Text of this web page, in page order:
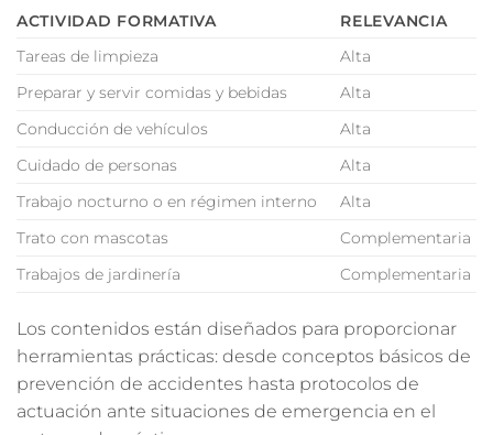
ACTIVIDAD FORMATIVA
RELEVANCIA
Tareas de limpieza
Alta
Preparar y servir comidas y bebidas
Alta
Conducción de vehículos
Alta
Cuidado de personas
Alta
Trabajo nocturno o en régimen interno
Alta
Trato con mascotas
Complementaria
Trabajos de jardinería
Complementaria
Los contenidos están diseñados para proporcionar
herramientas prácticas: desde conceptos básicos de
prevención de accidentes hasta protocolos de
actuación ante situaciones de emergencia en el